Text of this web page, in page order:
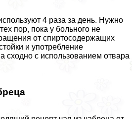
4 раза за день. Нужно
пор, пока у больного не
от спиртосодержащих
и употрeбление
сходно с использованием отвара